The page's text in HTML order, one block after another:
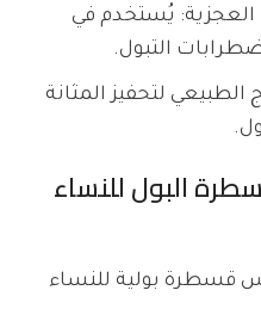
العجزية: يُستخدم في
التبول.
الطبيعي لتحفيز المثانة
البول للنساء
قسطرة بولية للنساء